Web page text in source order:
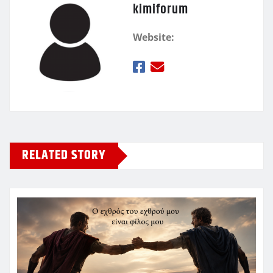
kimiforum
Website:
RELATED STORY